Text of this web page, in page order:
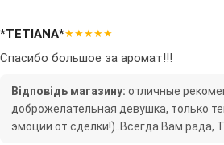
*TETIANA*★★★★★
Спасибо большое за аромат!!!
Відповідь магазину: отличные
доброжелательная девушка, только
эмоции от сделки!)..Всегда Вам рада,